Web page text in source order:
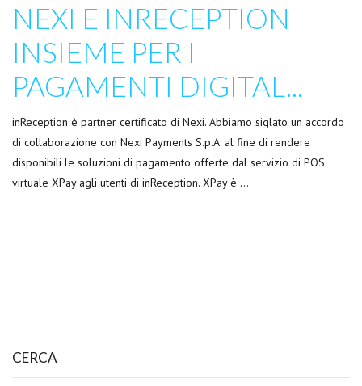
NEXI E INRECEPTION
INSIEME PER I
PAGAMENTI DIGITAL...
inReception è partner certificato di Nexi. Abbiamo siglato un accordo
di collaborazione con Nexi Payments S.p.A. al fine di rendere
disponibili le soluzioni di pagamento offerte dal servizio di POS
virtuale XPay agli utenti di inReception. XPay è …
CERCA